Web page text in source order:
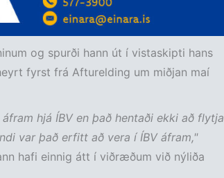
og spurði hann út í vistaskipti hans
fyrst frá Afturelding um miðjan maí
hjá ÍBV en það hentaði ekki að flytja
var það erfitt að vera í ÍBV áfram,"
hafi einnig átt í viðræðum við nýliða